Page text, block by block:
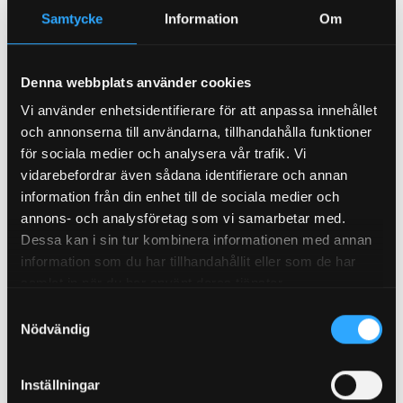
Samtycke Information Om
Denna webbplats använder cookies
Vi använder enhetsidentifierare för att anpassa innehållet
och annonserna till användarna, tillhandahålla funktioner
för sociala medier och analysera vår trafik. Vi
vidarebefordrar även sådana identifierare och annan
information från din enhet till de sociala medier och
annons- och analysföretag som vi samarbetar med.
Dessa kan i sin tur kombinera informationen med annan
information som du har tillhandahållit eller som de har
Nödvändig
Inställningar
System 7000N
– bygghöjd 50–420 mm (exkl.
omfattande ledningsdragning eller isolering.
Båda systemen kan kombineras med isolering av
cellplast och fuktspärr ovan reglarna i ventilerade
undergolvskonstruktioner. Golvreglarna är tillverkade
av oorganiskt material och påverkas inte av fukt eller
temperaturväxlingar, vilket är relevant i miljöer med
hög fukthalt.
yta, vald bygghöjd, typ av luftkanaler samt projektets
komplexitet. Granab levererar måttsatta ritningar,
projekteringen. Kontakta Granab för teknisk rådgivning